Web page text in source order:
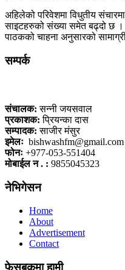
अहिलेको परिवेशमा विधुतीय
साइटहरुको संख्या समेत बढ्दो छ ।
पाठकको चाहना अनुसारको
सम्पर्क
संचालक: सन्नी जयसवाल
प्रकाशक: प्रियन्का दास
सम्पादक: साजीर मंसुर
इमेलः bishwashfm@gmail.com
फोनः +977-053-551404
मोबाईल न . : 9855045323
नेभिगेसन
Home
About
Advertisement
Contact
फेसबूकमा हामी